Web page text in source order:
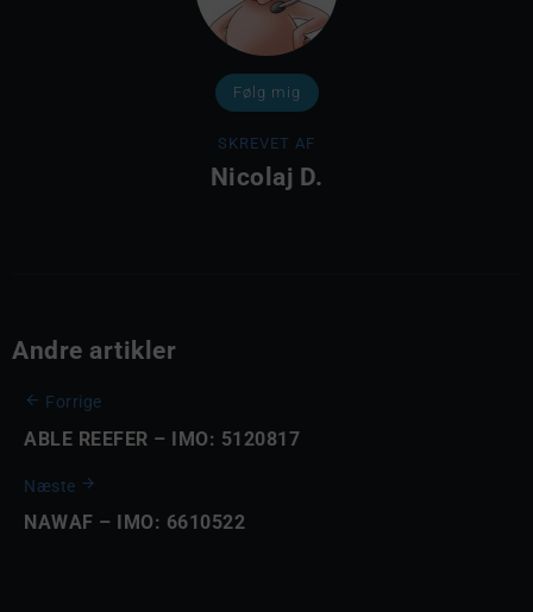
Følg mig
SKREVET AF
Nicolaj D.
Andre artikler
Forrige
ABLE REEFER – IMO: 5120817
Næste
NAWAF – IMO: 6610522